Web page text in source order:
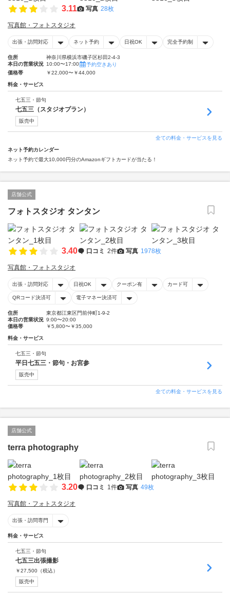
3.11 写真 28枚
写真館・フォトスタジオ
出張・訪問対応 ネット予約 日祝OK 完全予約制
住所
神奈川県横浜市磯子区杉田2-4-3
本日の営業状況 10:00〜17:00
予約空きあり
価格帯
￥22,000〜￥44,000
料金・サービス
七五三・節句
七五三（スタジオプラン）
販売中
全ての料金・サービスを見る
ネット予約カレンダー
ネット予約で最大10,000円分のAmazonギフトカードが当たる！
店舗公式
フォトスタジオ タンタン
3.40 口コミ 2件 写真 1978枚
写真館・フォトスタジオ
出張・訪問対応 日祝OK クーポン有 カード可
QRコード決済可 電子マネー決済可
住所
東京都江東区門前仲町1-9-2
本日の営業状況 9:00〜20:00
価格帯
￥5,800〜￥35,000
料金・サービス
七五三・節句
平日七五三・節句・お宮参
販売中
全ての料金・サービスを見る
店舗公式
terra photography
3.20 口コミ 1件 写真 49枚
写真館・フォトスタジオ
出張・訪問専門
料金・サービス
七五三・節句
七五三出張撮影
￥27,500 （税込）
販売中